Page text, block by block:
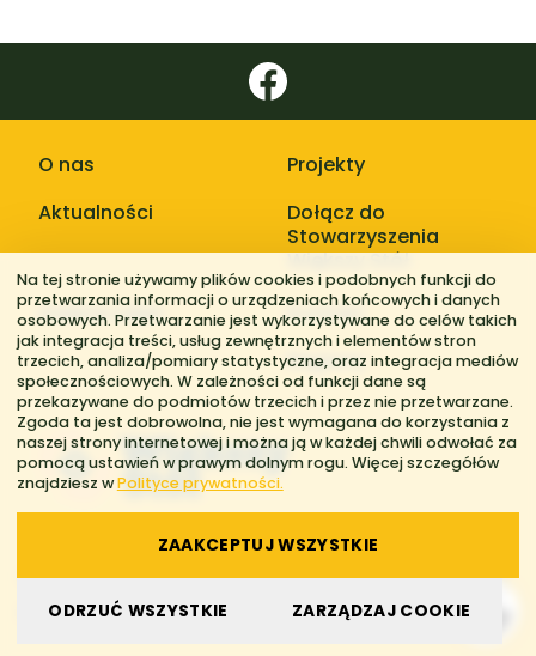
O nas
Aktualności
Projekty
Dołącz do
Stowarzyszenia
Większy Stół
Galerie zdjęć
Kontakt
Regiony
© 2026 Stowarzyszenie Większy Stół. Wszelkie prawa zastrzeżone.
Polityka prywatności
Na tej stronie używamy plików cookies i podobnych funkcji do
przetwarzania informacji o urządzeniach końcowych i danych
osobowych. Przetwarzanie jest wykorzystywane do celów takich
jak integracja treści, usług zewnętrznych i elementów stron
trzecich, analiza/pomiary statystyczne, oraz integracja mediów
społecznościowych. W zależności od funkcji dane są
przekazywane do podmiotów trzecich i przez nie przetwarzane.
Zgoda ta jest dobrowolna, nie jest wymagana do korzystania z
naszej strony internetowej i można ją w każdej chwili odwołać za
pomocą ustawień w prawym dolnym rogu. Więcej szczegółów
znajdziesz wPolityce prywatności.
ZAAKCEPTUJ WSZYSTKIE
ODRZUĆ WSZYSTKIE ZARZĄDZAJ COOKIE